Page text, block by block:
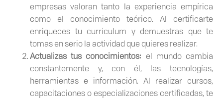
empresas valoran tanto la experiencia empírica
como el conocimiento teórico. Al certificarte
enriqueces tu currículum y demuestras que te
tomas en serio la actividad que quieres realizar.
Actualizas tus conocimientos: el mundo cambia
constantemente y, con él, las tecnologías,
herramientas e información. Al realizar cursos,
capacitaciones o especializaciones certificadas, te